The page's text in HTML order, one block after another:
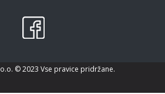
© 2023 Vse pravice pridržane.